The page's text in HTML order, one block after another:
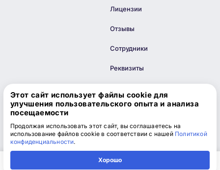
Лицензии
Отзывы
Сотрудники
Реквизиты
Контакты
Информация
Этот сайт использует файлы cookie для
улучшения пользовательского опыта и анализа
посещаемости
Продолжая использовать этот сайт, вы соглашаетесь на
использование файлов cookie в соответствии с нашей Политикой
конфиденциальности.
Хорошо